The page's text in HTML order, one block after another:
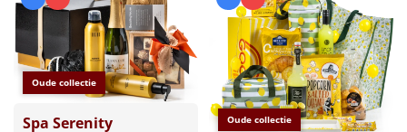
Oude collectie
Spa Serenity Oude collectie